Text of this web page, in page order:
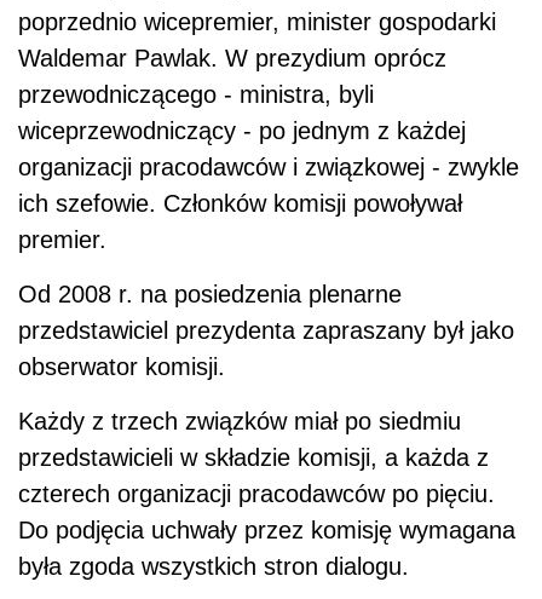
poprzednio wicepremier, minister gospodarki
Waldemar Pawlak. W prezydium oprócz
przewodniczącego - ministra, byli
wiceprzewodniczący - po jednym z każdej
organizacji pracodawców i związkowej - zwykle
ich szefowie. Członków komisji powoływał
premier.
Od 2008 r. na posiedzenia plenarne
przedstawiciel prezydenta zapraszany był jako
obserwator komisji.
Każdy z trzech związków miał po siedmiu
przedstawicieli w składzie komisji, a każda z
czterech organizacji pracodawców po pięciu.
Do podjęcia uchwały przez komisję wymagana
była zgoda wszystkich stron dialogu.